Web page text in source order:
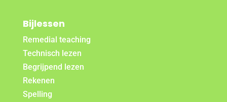
Bijlessen
Remedial teaching
Technisch lezen
Begrijpend lezen
Rekenen
Spelling